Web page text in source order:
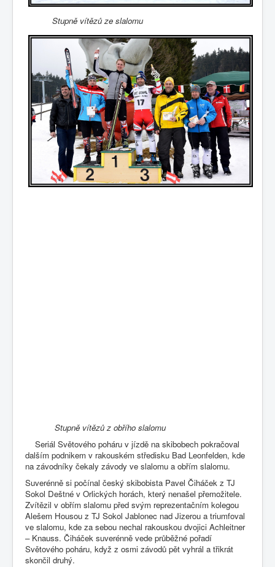
Stupně vítězů ze slalomu
Stupně vítězů z obřího slalomu
Seriál Světového poháru v jízdě na skibobech pokračoval
dalším podnikem v rakouském středisku Bad Leonfelden, kde
na závodníky čekaly závody ve slalomu a obřím slalomu.
Suverénně si počínal český skibobista Pavel Čiháček z TJ
Sokol Deštné v Orlických horách, který nenašel přemožitele.
Zvítězil v obřím slalomu před svým reprezentačním kolegou
Alešem Housou z TJ Sokol Jablonec nad Jizerou a triumfoval
ve slalomu, kde za sebou nechal rakouskou dvojici Achleitner
– Knauss. Čiháček suverénně vede průběžné pořadí
Světového poháru, když z osmi závodů pět vyhrál a třikrát
skončil druhý.